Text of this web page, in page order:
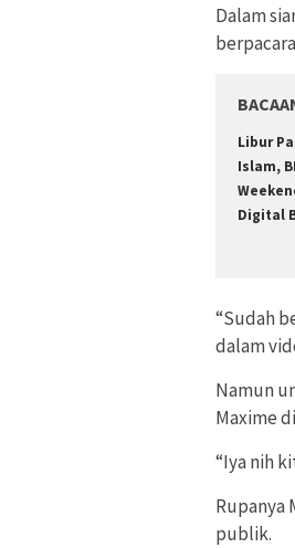
Dalam
Libur
Islam,
Digital
“Sudah
dalam
Namun
Maxime
“Iya nih
Rupanya
publik.